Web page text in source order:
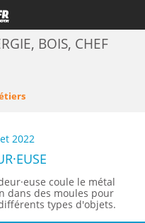
BOIS, CHEF
2022
coule le métal
dans des moules pour
types d'objets.